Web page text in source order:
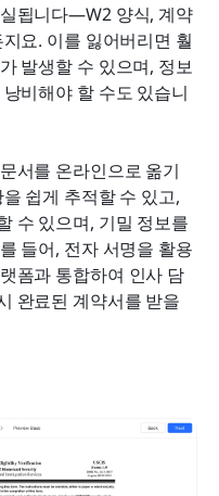
됩니다—W2 양식, 계약
요. 이를 잃어버리면 훨
발생할 수 있으며, 정보
비해야 할 수도 있습니
서를 온라인으로 옮기
쉽게 추적할 수 있고,
수 있으며, 기밀 정보를
들어, 전자 서명을 활용
폼과 통합하여 인사 담
완료된 계약서를 받을